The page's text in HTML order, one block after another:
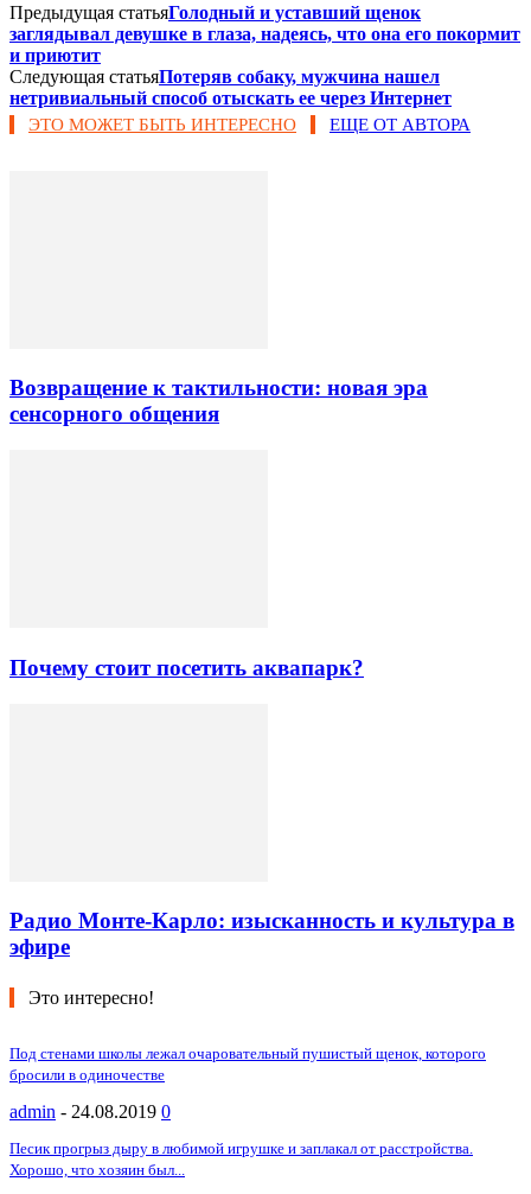
Предыдущая статьяГолодный и уставший щенок
заглядывал девушке в глаза, надеясь, что она его покормит
и приютит
Следующая статьяПотеряв собаку, мужчина нашел
нетривиальный способ отыскать ее через Интернет
ЭТО МОЖЕТ БЫТЬ ИНТЕРЕСНО ЕЩЕ ОТ АВТОРА
Возвращение к тактильности: новая эра
сенсорного общения
Почему стоит посетить аквапарк?
Радио Монте-Карло: изысканность и культура в
эфире
Это интересно!
Под стенами школы лежал очаровательный пушистый щенок, которого
бросили в одиночестве
admin - 24.08.2019 0
Песик прогрыз дыру в любимой игрушке и заплакал от расстройства.
Хорошо, что хозяин был...